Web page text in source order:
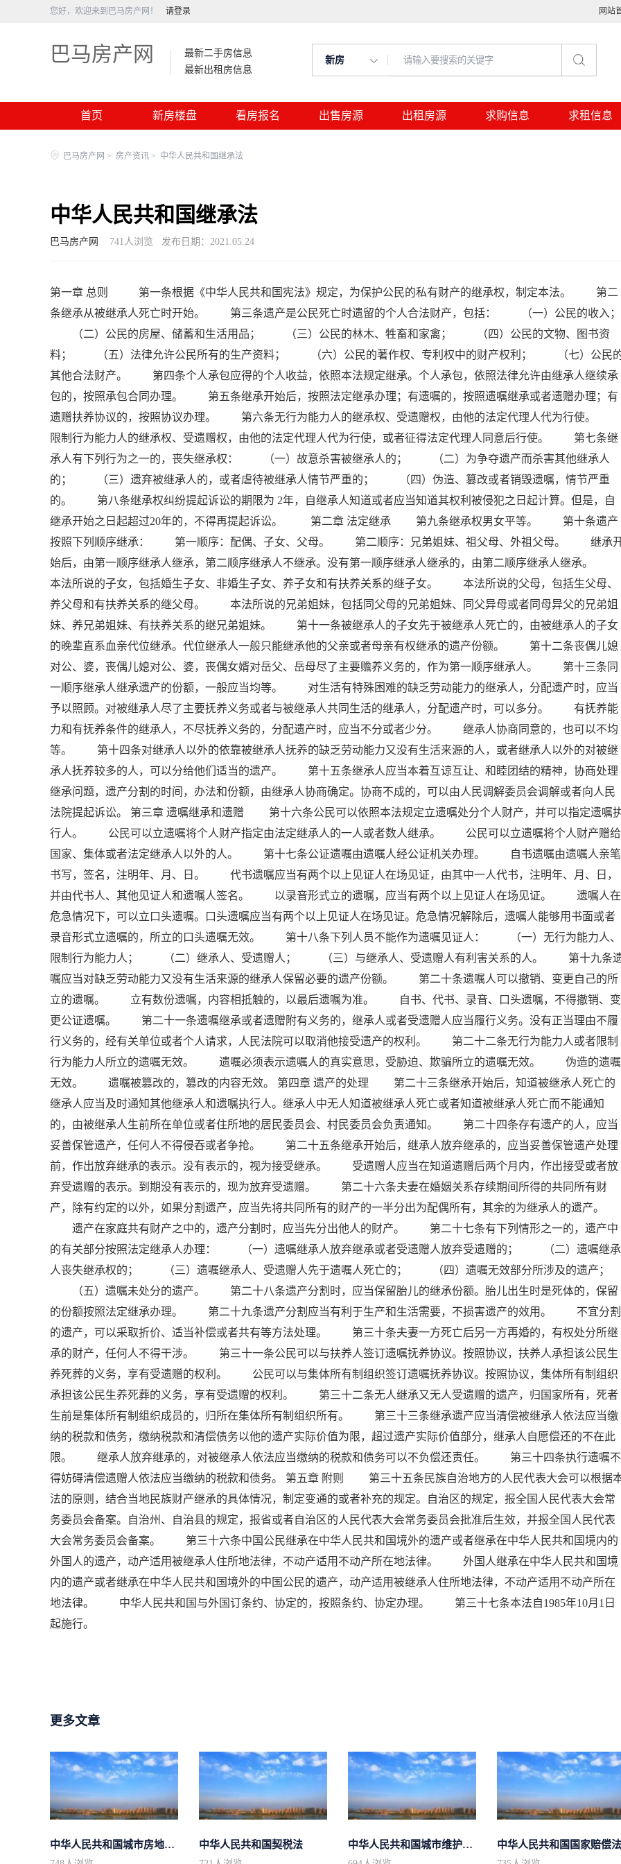
您好，欢迎来到巴马房产网！ 请登录 网站
巴马房产网
最新二手房信息
最新出租房信息
新房
首页 新房楼盘 看房报名 出售房源 出租房源 求购信息 求租信息
巴马房产网 > 房产资讯 > 中华人民共和国继承法
中华人民共和国继承法
巴马房产网 741人浏览 发布日期：2021.05.24
第一章 总则 第一条根据《中华人民共和国宪法》规定，为保护公民的私有财产的继承权，制定本法。 第二
条继承从被继承人死亡时开始。 第三条遗产是公民死亡时遗留的个人合法财产，包括： （一）公民的收入；
（二）公民的房屋、储蓄和生活用品； （三）公民的林木、牲畜和家禽； （四）公民的文物、图书资
料； （五）法律允许公民所有的生产资料； （六）公民的著作权、专利权中的财产权利； （七）公民
其他合法财产。 第四条个人承包应得的个人收益，依照本法规定继承。个人承包，依照法律允许由继承人继续承
包的，按照承包合同办理。 第五条继承开始后，按照法定继承办理；有遗嘱的，按照遗嘱继承或者遗赠办理；有
遗赠扶养协议的，按照协议办理。 第六条无行为能力人的继承权、受遗赠权，由他的法定代理人代为行使。
限制行为能力人的继承权、受遗赠权，由他的法定代理人代为行使，或者征得法定代理人同意后行使。 第七条继
承人有下列行为之一的，丧失继承权： （一）故意杀害被继承人的； （二）为争夺遗产而杀害其他继承人
的； （三）遗弃被继承人的，或者虐待被继承人情节严重的； （四）伪造、篡改或者销毁遗嘱，情节严重
的。 第八条继承权纠纷提起诉讼的期限为 2年，自继承人知道或者应当知道其权利被侵犯之日起计算。但是，自
继承开始之日起超过20年的，不得再提起诉讼。 第二章 法定继承 第九条继承权男女平等。 第十条遗产
按照下列顺序继承： 第一顺序：配偶、子女、父母。 第二顺序：兄弟姐妹、祖父母、外祖父母。 继承
始后，由第一顺序继承人继承，第二顺序继承人不继承。没有第一顺序继承人继承的，由第二顺序继承人继承。
本法所说的子女，包括婚生子女、非婚生子女、养子女和有扶养关系的继子女。 本法所说的父母，包括生父母、
养父母和有扶养关系的继父母。 本法所说的兄弟姐妹，包括同父母的兄弟姐妹、同父异母或者同母异父的兄弟姐
妹、养兄弟姐妹、有扶养关系的继兄弟姐妹。 第十一条被继承人的子女先于被继承人死亡的，由被继承人的子女
的晚辈直系血亲代位继承。代位继承人一般只能继承他的父亲或者母亲有权继承的遗产份额。 第十二条丧偶儿媳
对公、婆，丧偶儿媳对公、婆，丧偶女婿对岳父、岳母尽了主要赡养义务的，作为第一顺序继承人。 第十三条同
一顺序继承人继承遗产的份额，一般应当均等。 对生活有特殊困难的缺乏劳动能力的继承人，分配遗产时，应当
予以照顾。对被继承人尽了主要抚养义务或者与被继承人共同生活的继承人，分配遗产时，可以多分。 有抚养能
力和有抚养条件的继承人，不尽抚养义务的，分配遗产时，应当不分或者少分。 继承人协商同意的，也可以不均
等。 第十四条对继承人以外的依靠被继承人抚养的缺乏劳动能力又没有生活来源的人，或者继承人以外的对被继
承人抚养较多的人，可以分给他们适当的遗产。 第十五条继承人应当本着互谅互让、和睦团结的精神，协商处理
继承问题，遗产分割的时间，办法和份额，由继承人协商确定。协商不成的，可以由人民调解委员会调解或者向人民
法院提起诉讼。 第三章 遗嘱继承和遗赠 第十六条公民可以依照本法规定立遗嘱处分个人财产，并可以指定遗嘱
行人。 公民可以立遗嘱将个人财产指定由法定继承人的一人或者数人继承。 公民可以立遗嘱将个人财产赠给
国家、集体或者法定继承人以外的人。 第十七条公证遗嘱由遗嘱人经公证机关办理。 自书遗嘱由遗嘱人亲笔
书写，签名，注明年、月、日。 代书遗嘱应当有两个以上见证人在场见证，由其中一人代书，注明年、月、日，
并由代书人、其他见证人和遗嘱人签名。 以录音形式立的遗嘱，应当有两个以上见证人在场见证。 遗嘱人在
危急情况下，可以立口头遗嘱。口头遗嘱应当有两个以上见证人在场见证。危急情况解除后，遗嘱人能够用书面或者
录音形式立遗嘱的，所立的口头遗嘱无效。 第十八条下列人员不能作为遗嘱见证人： （一）无行为能力人、
限制行为能力人； （二）继承人、受遗赠人； （三）与继承人、受遗赠人有利害关系的人。 第十九条
嘱应当对缺乏劳动能力又没有生活来源的继承人保留必要的遗产份额。 第二十条遗嘱人可以撤销、变更自己的所
立的遗嘱。 立有数份遗嘱，内容相抵触的，以最后遗嘱为准。 自书、代书、录音、口头遗嘱，不得撤销、变
更公证遗嘱。 第二十一条遗嘱继承或者遗赠附有义务的，继承人或者受遗赠人应当履行义务。没有正当理由不履
行义务的，经有关单位或者个人请求，人民法院可以取消他接受遗产的权利。 第二十二条无行为能力人或者限制
行为能力人所立的遗嘱无效。 遗嘱必须表示遗嘱人的真实意思，受胁迫、欺骗所立的遗嘱无效。 伪造的遗嘱
无效。 遗嘱被篡改的，篡改的内容无效。 第四章 遗产的处理 第二十三条继承开始后，知道被继承人死亡的
继承人应当及时通知其他继承人和遗嘱执行人。继承人中无人知道被继承人死亡或者知道被继承人死亡而不能通知
的，由被继承人生前所在单位或者住所地的居民委员会、村民委员会负责通知。 第二十四条存有遗产的人，应当
妥善保管遗产，任何人不得侵吞或者争抢。 第二十五条继承开始后，继承人放弃继承的，应当妥善保管遗产处理
前，作出放弃继承的表示。没有表示的，视为接受继承。 受遗赠人应当在知道遗赠后两个月内，作出接受或者放
弃受遗赠的表示。到期没有表示的，现为放弃受遗赠。 第二十六条夫妻在婚姻关系存续期间所得的共同所有财
产，除有约定的以外，如果分割遗产，应当先将共同所有的财产的一半分出为配偶所有，其余的为继承人的遗产。
遗产在家庭共有财产之中的，遗产分割时，应当先分出他人的财产。 第二十七条有下列情形之一的，遗产中
的有关部分按照法定继承人办理： （一）遗嘱继承人放弃继承或者受遗赠人放弃受遗赠的； （二）遗嘱继承
人丧失继承权的； （三）遗嘱继承人、受遗赠人先于遗嘱人死亡的； （四）遗嘱无效部分所涉及的遗产；
（五）遗嘱未处分的遗产。 第二十八条遗产分割时，应当保留胎儿的继承份额。胎儿出生时是死体的，保留
的份额按照法定继承办理。 第二十九条遗产分割应当有利于生产和生活需要，不损害遗产的效用。 不宜分割
的遗产，可以采取折价、适当补偿或者共有等方法处理。 第三十条夫妻一方死亡后另一方再婚的，有权处分所继
承的财产，任何人不得干涉。 第三十一条公民可以与扶养人签订遗嘱抚养协议。按照协议，扶养人承担该公民生
养死葬的义务，享有受遗赠的权利。 公民可以与集体所有制组织签订遗嘱抚养协议。按照协议，集体所有制组织
承担该公民生养死葬的义务，享有受遗赠的权利。 第三十二条无人继承又无人受遗赠的遗产，归国家所有，死者
生前是集体所有制组织成员的，归所在集体所有制组织所有。 第三十三条继承遗产应当清偿被继承人依法应当缴
纳的税款和债务，缴纳税款和清偿债务以他的遗产实际价值为限，超过遗产实际价值部分，继承人自愿偿还的不在此
限。 继承人放弃继承的，对被继承人依法应当缴纳的税款和债务可以不负偿还责任。 第三十四条执行遗嘱不
得妨碍清偿遗赠人依法应当缴纳的税款和债务。 第五章 附则 第三十五条民族自治地方的人民代表大会可以根据
法的原则，结合当地民族财产继承的具体情况，制定变通的或者补充的规定。自治区的规定，报全国人民代表大会常
务委员会备案。自治州、自治县的规定，报省或者自治区的人民代表大会常务委员会批准后生效，并报全国人民代表
大会常务委员会备案。 第三十六条中国公民继承在中华人民共和国境外的遗产或者继承在中华人民共和国境内的
外国人的遗产，动产适用被继承人住所地法律，不动产适用不动产所在地法律。 外国人继承在中华人民共和国境
内的遗产或者继承在中华人民共和国境外的中国公民的遗产，动产适用被继承人住所地法律，不动产适用不动产所在
地法律。 中华人民共和国与外国订条约、协定的，按照条约、协定办理。 第三十七条本法自1985年10月1日
起施行。
更多文章
中华人民共和国城市房地产管理法 中华人民共和国契税法 中华人民共和国城市维护建设税法 中华人民共和国国家赔偿法